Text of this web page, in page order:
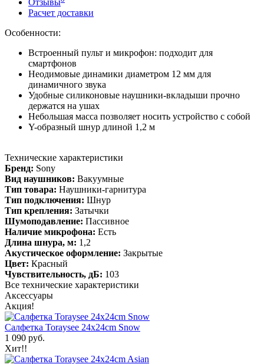
Отзывы
Расчет доставки
Особенности:
Встроенный пульт и микрофон: подходит для
смартфонов
Неодимовые динамики диаметром 12 мм для
динамичного звука
Удобные силиконовые наушники-вкладыши прочно
держатся на ушах
Небольшая масса позволяет носить устройство с собой
Y-образный шнур длиной 1,2 м
Технические характеристики
Бренд: Sony
Вид наушников: Вакуумные
Тип товара: Наушники-гарнитура
Тип подключения: Шнур
Тип крепления: Затычки
Шумоподавление: Пассивное
Наличие микрофона: Есть
Длина шнура, м: 1,2
Акустическое оформление: Закрытые
Цвет: Красный
Чувствительность, дБ: 103
Все технические характеристики
Аксессуары
Акция!
Салфетка Toraysee 24x24cm Snow
1 090 руб.
Хит!!